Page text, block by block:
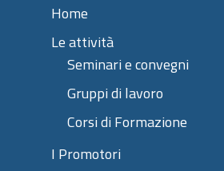
Home
Le attività
Seminari e convegni
Gruppi di lavoro
Corsi di Formazione
I Promotori